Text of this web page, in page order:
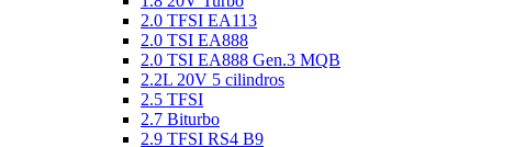
2.0 TFSI EA113
2.0 TSI EA888
2.0 TSI EA888 Gen.3 MQB
2.2L 20V 5 cilindros
2.5 TFSI
2.7 Biturbo
2.9 TFSI RS4 B9